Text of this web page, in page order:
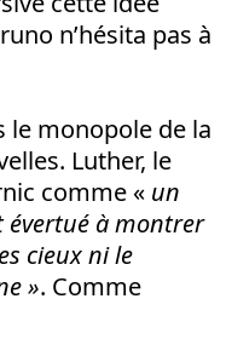
n’hésita pas à
le monopole de la
Luther, le
comme « un
évertué à montrer
cieux ni le
». Comme